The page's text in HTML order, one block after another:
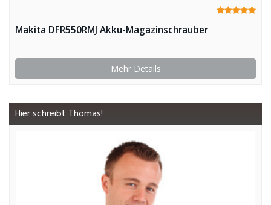
Makita DFR550RMJ Akku-Magazinschrauber
Mehr Details
Hier schreibt Thomas!